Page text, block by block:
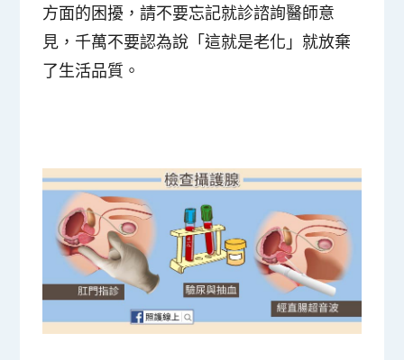
方面的困擾，請不要忘記就診諮詢醫師意
見，千萬不要認為說「這就是老化」就放棄
了生活品質。